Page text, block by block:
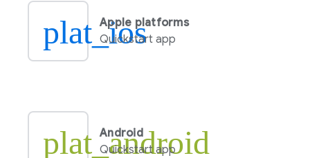
plat_ios
Apple platforms
Quickstart app
plat_android
Android
Quickstart app